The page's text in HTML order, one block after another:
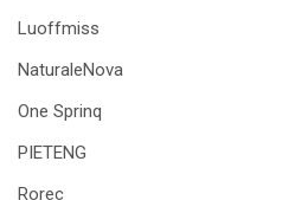
Luoffmiss
NaturaleNova
One Sprinq
PIETENG
Rorec